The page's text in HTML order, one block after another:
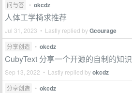
问与答
• okcdz
人体工学椅求推荐
Jul 31, 2023 • Lastly replied byGcourage
分享创造 • okcdz
CubyText 分享一个开源的自制的知
Sep 13, 2022 • Lastly replied byokcdz
分享创造 • okcdz